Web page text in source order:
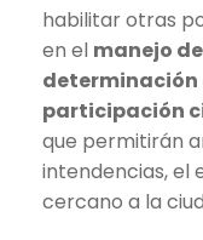
habilitar otras
en el manejo
determinación
participación
que permitirán
intendencias, el
cercano a la